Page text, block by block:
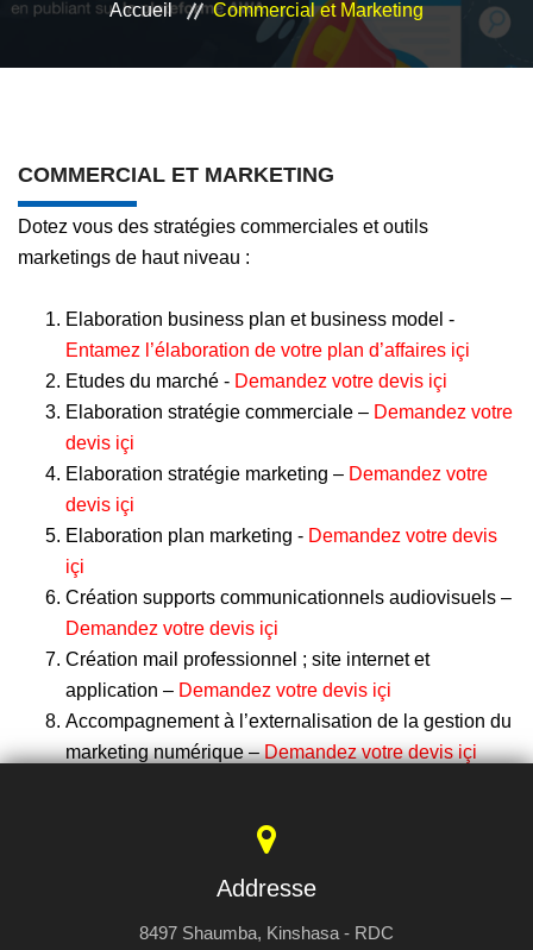
VEILLE JURIDIQUE ET FISCALE
Accueil Commercial et Marketing
COMMERCIAL ET MARKETING
Dotez vous des stratégies commerciales et outils
marketings de haut niveau :
Elaboration business plan et business model -
Entamez l’élaboration de votre plan d’affaires içi
Etudes du marché - Demandez votre devis içi
Elaboration stratégie commerciale – Demandez votre
devis içi
Elaboration stratégie marketing – Demandez votre
devis içi
Elaboration plan marketing - Demandez votre devis
içi
Création supports communicationnels audiovisuels –
Demandez votre devis içi
Création mail professionnel ; site internet et
application – Demandez votre devis içi
Accompagnement à l’externalisation de la gestion du
marketing numérique –Demandez votre devis içi
Addresse
8497 Shaumba, Kinshasa - RDC